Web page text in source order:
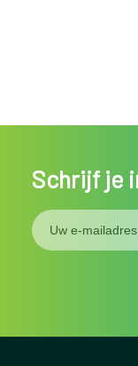
Schrijf je